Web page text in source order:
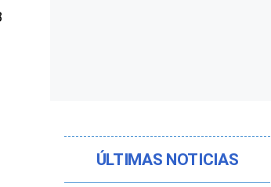
ÚLTIMAS NOTICIAS